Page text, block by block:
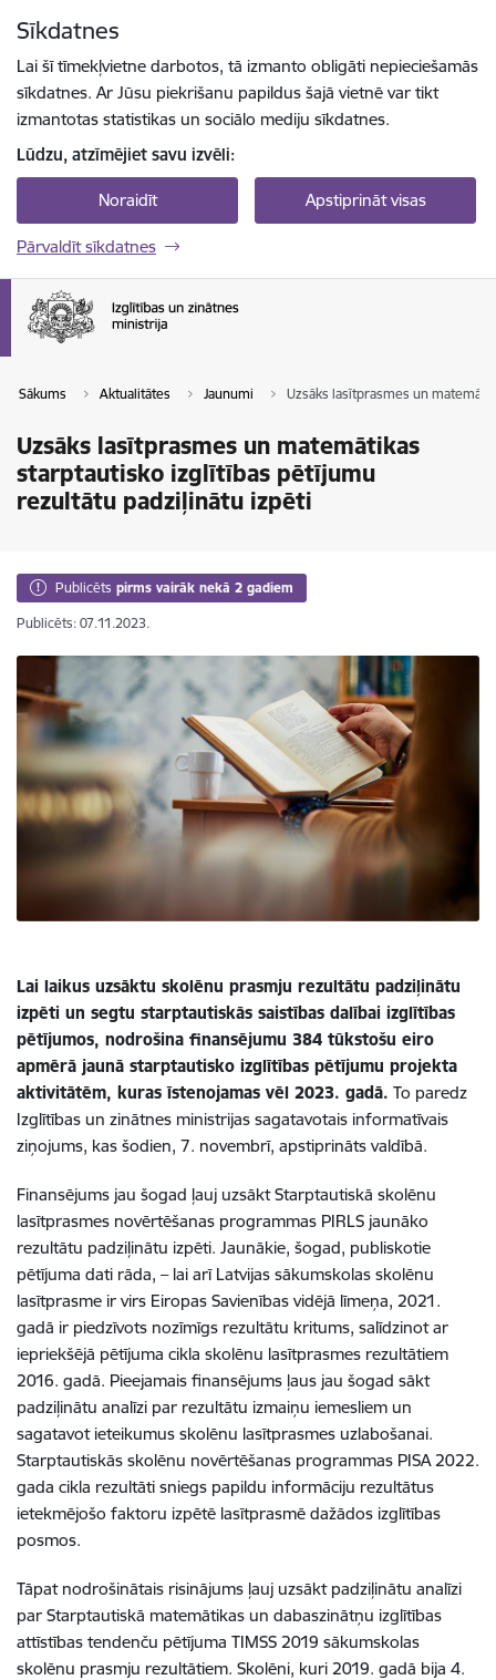
Sīkdatnes
Lai šī tīmekļvietne darbotos, tā izmanto obligāti nepieciešamās
sīkdatnes. Ar Jūsu piekrišanu papildus šajā vietnē var tikt
izmantotas statistikas un sociālo mediju sīkdatnes.
Lūdzu, atzīmējiet savu izvēli:
Noraidīt Apstiprināt visas
Pārvaldīt sīkdatnes
Sākums Aktualitātes Jaunumi Uzsāks lasītprasmes un
Uzsāks lasītprasmes un matemātikas
starptautisko izglītības pētījumu
rezultātu padziļinātu izpēti
Publicēts pirms vairāk nekā 2 gadiem
Publicēts: 07.11.2023.
Lai laikus uzsāktu skolēnu prasmju rezultātu padziļinātu
izpēti un segtu starptautiskās saistības dalībai izglītības
pētījumos, nodrošina finansējumu 384 tūkstošu eiro
apmērā jaunā starptautisko izglītības pētījumu projekta
aktivitātēm, kuras īstenojamas vēl 2023. gadā. To paredz
Izglītības un zinātnes ministrijas sagatavotais informatīvais
ziņojums, kas šodien, 7. novembrī, apstiprināts valdībā.
Finansējums jau šogad ļauj uzsākt Starptautiskā skolēnu
lasītprasmes novērtēšanas programmas PIRLS jaunāko
rezultātu padziļinātu izpēti. Jaunākie, šogad, publiskotie
pētījuma dati rāda, – lai arī Latvijas sākumskolas skolēnu
lasītprasme ir virs Eiropas Savienības vidējā līmeņa, 2021.
gadā ir piedzīvots nozīmīgs rezultātu kritums, salīdzinot ar
iepriekšējā pētījuma cikla skolēnu lasītprasmes rezultātiem
2016. gadā. Pieejamais finansējums ļaus jau šogad sākt
padziļinātu analīzi par rezultātu izmaiņu iemesliem un
sagatavot ieteikumus skolēnu lasītprasmes uzlabošanai.
Starptautiskās skolēnu novērtēšanas programmas PISA 2022.
gada cikla rezultāti sniegs papildu informāciju rezultātus
ietekmējošo faktoru izpētē lasītprasmē dažādos izglītības
posmos.
Tāpat nodrošinātais risinājums ļauj uzsākt padziļinātu analīzi
par Starptautiskā matemātikas un dabaszinātņu izglītības
attīstības tendenču pētījuma TIMSS 2019 sākumskolas
skolēnu prasmju rezultātiem. Skolēni, kuri 2019. gadā bija 4.